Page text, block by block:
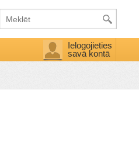
Ielogojieties
savā kontā